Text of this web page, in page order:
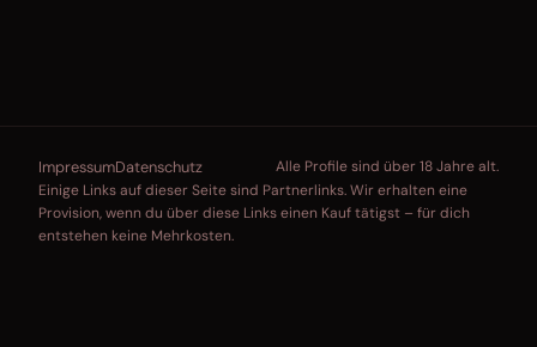
ImpressumDatenschutz
Alle Profile sind über 18 Jahre alt.
Einige Links auf dieser Seite sind Partnerlinks. Wir erhalten eine
Provision, wenn du über diese Links einen Kauf tätigst – für dich
entstehen keine Mehrkosten.